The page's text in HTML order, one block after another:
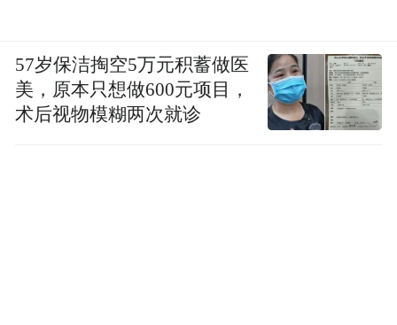
57岁保洁掏空5万元积蓄做医
美，原本只想做600元项目，
术后视物模糊两次就诊